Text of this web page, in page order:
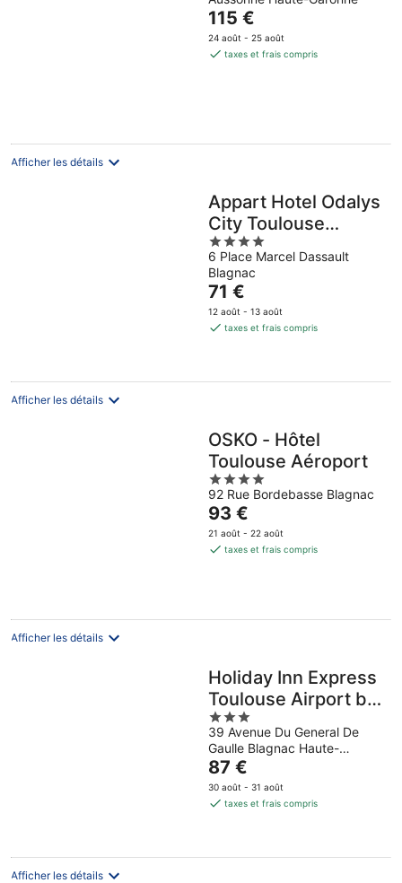
Le
prix
est
115 €
24 août - 25 août
taxes et frais compris
Afficher les détails
Appart Hotel Odalys
City Toulouse
Blagnac Aéroport
4
out
of
5
6 Place Marcel Dassault
Blagnac
Le
prix
est
par
71 €
12 août - 13 août
taxes et frais compris
Afficher les détails
OSKO - Hôtel
Toulouse Aéroport
4
out
of
5
92 Rue Bordebasse Blagnac
Le
prix
est
nuit
93 €
21 août - 22 août
taxes et frais compris
Afficher les détails
Holiday Inn Express
Toulouse Airport by
IHG
3
out
of
5
39 Avenue Du General De
Gaulle Blagnac Haute-
Garonne
Le
prix
est
par
87 €
30 août - 31 août
taxes et frais compris
Afficher les détails